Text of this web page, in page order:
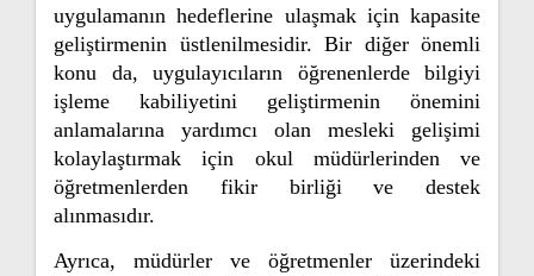
uygulamanın hedeflerine ulaşmak için kapasite
geliştirmenin üstlenilmesidir. Bir diğer önemli
konu da, uygulayıcıların öğrenenlerde bilgiyi
işleme kabiliyetini geliştirmenin önemini
anlamalarına yardımcı olan mesleki gelişimi
kolaylaştırmak için okul müdürlerinden ve
öğretmenlerden fikir birliği ve destek
alınmasıdır.
Ayrıca, müdürler ve öğretmenler üzerindeki